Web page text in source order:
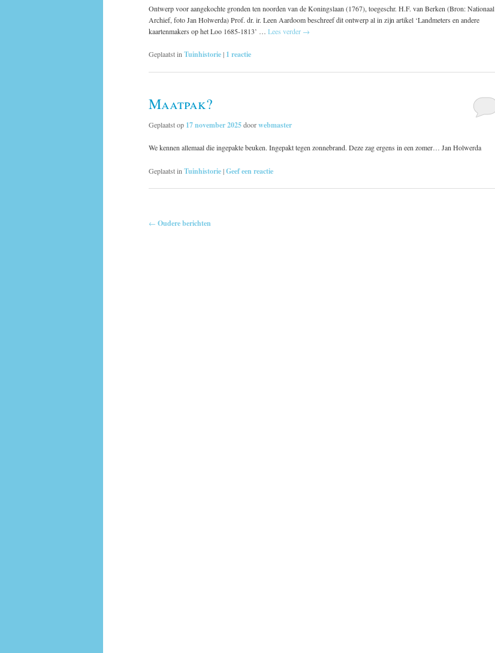
Ontwerp voor aangekochte gronden ten noorden van de Koningslaan (1767), toegeschr. H.F. van Berken (Bron: Nationaal
Archief, foto Jan Holwerda) Prof. dr. ir. Leen Aardoom beschreef dit ontwerp al in zijn artikel ‘Landmeters en andere
kaartenmakers op het Loo 1685-1813’ … Lees verder →
Geplaatst inTuinhistorie| 1 reactie
Maatpak?
Geplaatst op 17 november 2025doorwebmaster
We kennen allemaal die ingepakte beuken. Ingepakt tegen zonnebrand. Deze zag ergens in een zomer… Jan Holwerda
Geplaatst in Tuinhistorie|Geef een reactie
← Oudere berichten